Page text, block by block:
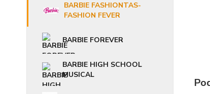
BARBIE FASHIONTAS-
FASHION FEVER
BARBIE FOREVER
BARBIE HIGH SCHOOL
MUSICAL